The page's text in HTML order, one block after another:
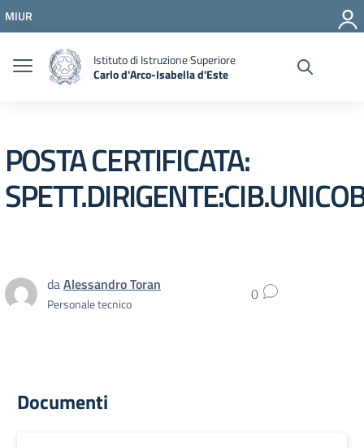
Vai al menu di navigazione
Vai al footer
MIUR
Istituto di Istruzione Superiore
Carlo d'Arco-Isabella d'Este
POSTA CERTIFICATA:
daAlessandro Toran
Personale tecnico 0
Documenti